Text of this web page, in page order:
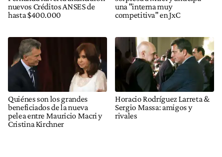
Quiénes son los grandes
beneficiados de la nueva
pelea entre Mauricio Macri y
Cristina Kirchner
Horacio Rodríguez Larreta &
Sergio Massa: amigos y
rivales